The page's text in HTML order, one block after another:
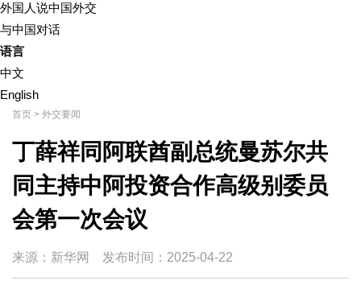
外国人说中国外交
与中国对话
语言
中文
English
首页 > 外交要闻
丁薛祥同阿联酋副总统曼苏尔共
同主持中阿投资合作高级别委员
会第一次会议
来源：新华网 发布时间： 2025-04-22